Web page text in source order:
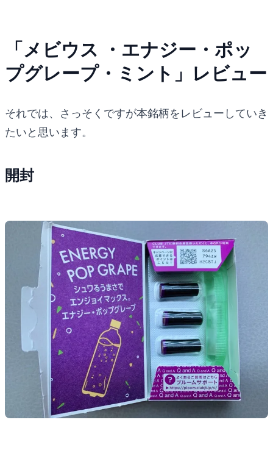
「メビウス ・エナジー・ポッ
プグレープ・ミント」レビュー
それでは、さっそくですが本銘柄をレビューしていき
たいと思います。
開封